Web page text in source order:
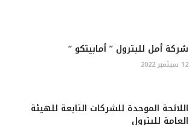
شركة أمل للبترول ” أمابيتكو “
12 سبتمبر 2022
اللائحة الموحدة للشركات التابعة للهيئة
العامة للبترول